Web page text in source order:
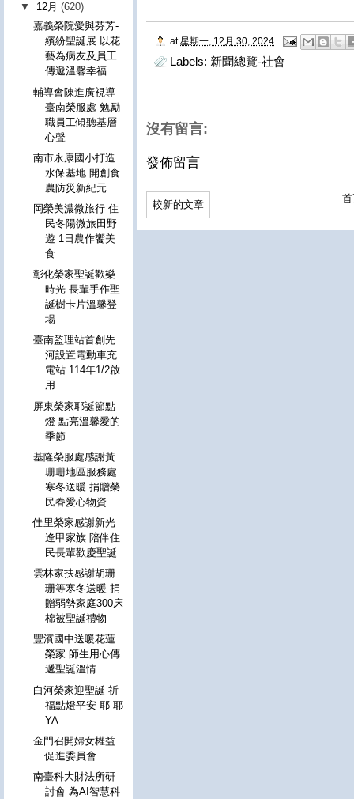
at 星期一, 12月 30, 2024
Labels: 新聞總覽-社會
沒有留言:
發佈留言
較新的文章
▼ 12月(620)
嘉義榮院愛與芬芳-
繽紛聖誕展 以花
藝為病友及員工
傳遞溫馨幸福
輔導會陳進廣視導
臺南榮服處 勉勵
職員工傾聽基層
心聲
南市永康國小打造
水保基地 開創食
農防災新紀元
岡榮美濃微旅行 住
民冬陽微旅田野
遊 1日農作饗美
食
彰化榮家聖誕歡樂
時光 長輩手作聖
誕樹卡片溫馨登
場
臺南監理站首創先
河設置電動車充
電站 114年1/2啟
用
屏東榮家耶誕節點
燈 點亮溫馨愛的
季節
基隆榮服處感謝黃
珊珊地區服務處
寒冬送暖 捐贈榮
民眷愛心物資
佳里榮家感謝新光
逢甲家族 陪伴住
民長輩歡慶聖誕
雲林家扶感謝胡珊
珊等寒冬送暖 捐
贈弱勢家庭300床
棉被聖誕禮物
豐濱國中送暖花蓮
榮家 師生用心傳
遞聖誕溫情
白河榮家迎聖誕 祈
福點燈平安 耶 耶
YA
金門召開婦女權益
促進委員會
南臺科大財法所研
討會 為AI智慧科